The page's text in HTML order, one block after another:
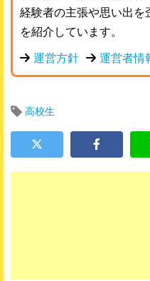
経験者の主張や思い出を
を紹介しています。
運営方針 運営者情
高校生